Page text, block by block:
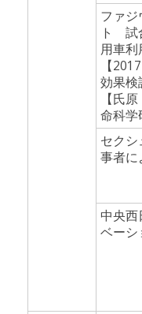
ファジ
ト 試
用車利
【
効果検
【氏
命科
セクシ
事者に
中央西
ベーシ